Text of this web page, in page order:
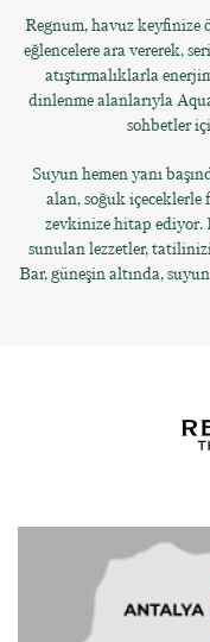
Regnum, havuz keyfinize
eğlencelere ara vererek,
atıştırmalıklarla
dinlenme alanlarıyla
sohbetler
Suyun hemen yanı
alan, soğuk içeceklerle
zevkinize hitap ediyor.
sunulan lezzetler,
Bar, güneşin altında,